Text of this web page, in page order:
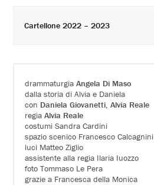
drammaturgiaAngela Di Maso
dalla storia di Alvia e Daniela
con Daniela Giovanetti ,Alvia Reale
regiaAlvia Reale
costumi Sandra Cardini
spazio scenico Francesco Calcagnini
luci Matteo Ziglio
assistente alla regia Ilaria Iuozzo
foto Tommaso Le Pera
grazie a Francesca della Monica
Cartellone 2022 – 2023